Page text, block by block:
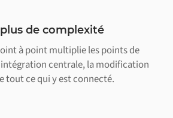
de complexité
à point multiplie les points de
centrale, la modification
tout ce qui y est connecté.